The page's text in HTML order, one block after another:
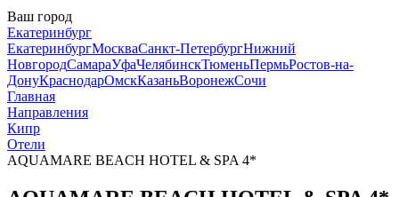
Ваш город
Екатеринбург
ЕкатеринбургМоскваСанкт-ПетербургНижний
НовгородСамараУфаЧелябинскТюменьПермьРостов-на-
ДонуКраснодарОмскКазаньВоронежСочи
Главная
Направления
Кипр
Отели
AQUAMARE BEACH HOTEL & SPA 4*